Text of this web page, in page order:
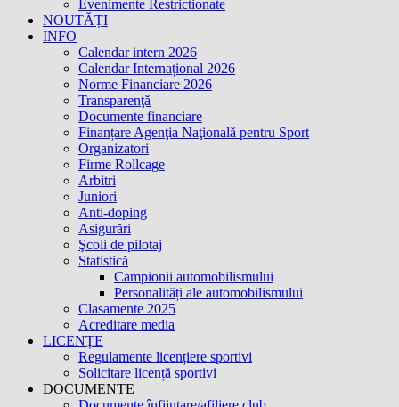
Evenimente Restrictionate
NOUTĂȚI
INFO
Calendar intern 2026
Calendar Internațional 2026
Norme Financiare 2026
Transparenţă
Documente financiare
Finanțare Agenţia Naţională pentru Sport
Organizatori
Firme Rollcage
Arbitri
Juniori
Anti-doping
Asigurări
Şcoli de pilotaj
Statistică
Campionii automobilismului
Personalități ale automobilismului
Clasamente 2025
Acreditare media
LICENȚE
Regulamente licențiere sportivi
Solicitare licență sportivi
DOCUMENTE